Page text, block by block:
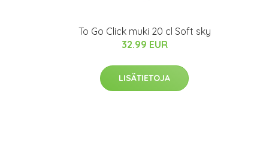
To Go Click muki 20 cl Soft sky
32.99 EUR
LISÄTIETOJA